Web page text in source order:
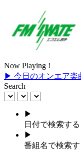
Now Playing !
▶ 今日のオンエア楽
Search
▶
日付で検索する
▶
番組名で検索す